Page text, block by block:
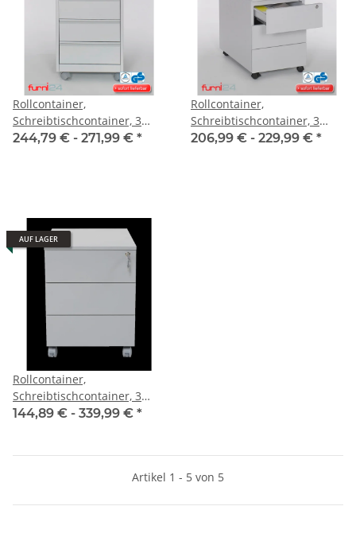
Rollcontainer,
Schreibtischcontainer, 3
Schübe
244,79 € - 271,99 € *
Rollcontainer,
Schreibtischcontainer, 3
Schübe
206,99 € - 229,99 € *
AUF LAGER
Rollcontainer,
Schreibtischcontainer, 3
Schübe
144,89 € - 339,99 € *
Artikel 1 - 5 von 5